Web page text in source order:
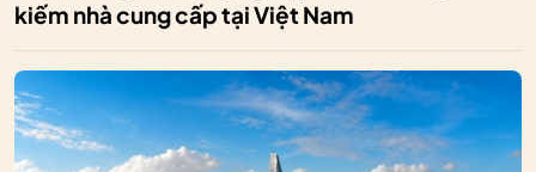
kiếm nhà cung cấp tại Việt Nam